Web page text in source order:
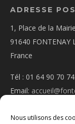
Nous utilisons des
ADRESSE
1, Place de la Mairie
91640 FONTENAY
France
Tél : 01 64 90 70 74
Email: